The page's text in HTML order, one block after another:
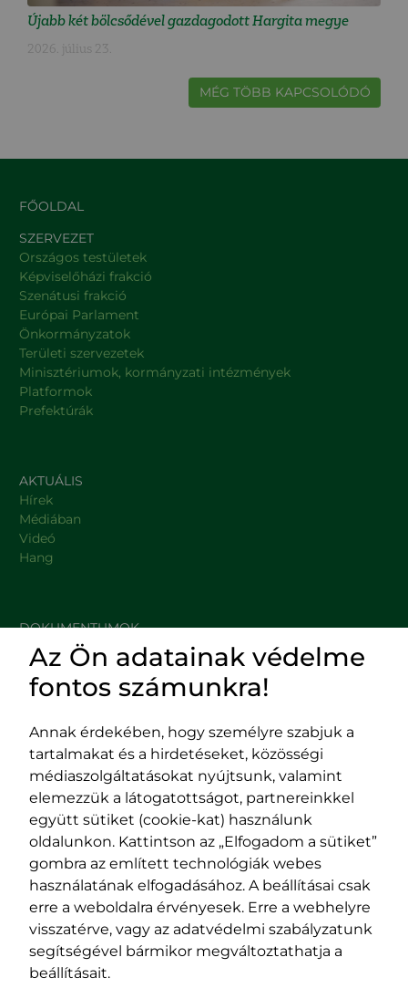
Újabb két bölcsődével gazdagodott Hargita megye
2026. július 23.
MÉG TÖBB KAPCSOLÓDÓ
FŐOLDAL
SZERVEZET
Országos testületek
Képviselőházi frakció
Szenátusi frakció
Európai Parlament
Önkormányzatok
Területi szervezetek
Minisztériumok, kormányzati intézmények
Platformok
Prefektúrák
AKTUÁLIS
Hírek
Médiában
Videó
Hang
DOKUMENTUMOK
HASZNOS LINKEK
Impresszum
Adatvédelmi szabályzat
EPP program
400029 Kolozsvár,
Fürdő (Card. Iuliu Hossu) utca, 41.
szám
tel/fax:0723 250 321
email:office@rmdsz.ro
400489 Kolozsvár,
Majális utca, 60.
szám
tel/fax:0264 590 758
email:
office@rmdsz.ro
Az Ön adatainak védelme
fontos számunkra!
Annak érdekében, hogy személyre szabjuk a
tartalmakat és a hirdetéseket, közösségi
médiaszolgáltatásokat nyújtsunk, valamint
elemezzük a látogatottságot, partnereinkkel
együtt sütiket (cookie-kat) használunk
oldalunkon. Kattintson az „Elfogadom a sütiket”
gombra az említett technológiák webes
használatának elfogadásához. A beállításai csak
erre a weboldalra érvényesek. Erre a webhelyre
visszatérve, vagy az adatvédelmi szabályzatunk
segítségével bármikor megváltoztathatja a
beállításait.